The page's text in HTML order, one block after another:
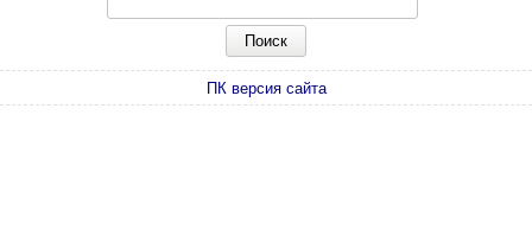
ПК версия сайта